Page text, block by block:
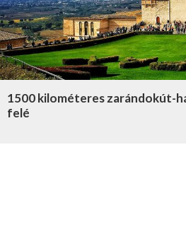
1500 kilométeres zarándokút-
felé